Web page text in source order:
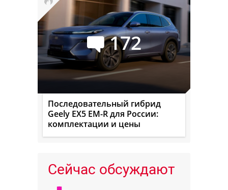
172
Последовательный гибрид
Geely EX5 EM-R для России:
комплектации и цены
Сейчас обсуждают